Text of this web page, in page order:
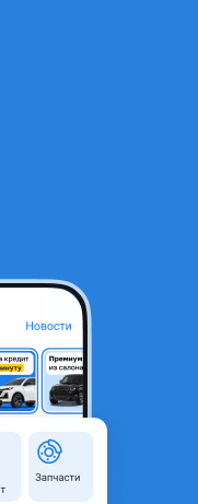
efe 4s efe 2tz 2az 3vz
Алматинская